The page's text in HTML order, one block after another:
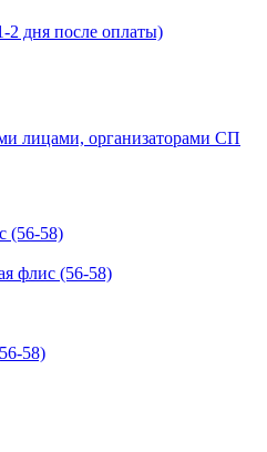
2 дня после оплаты)
лицами, организаторами СП
флис (56-58)
58)